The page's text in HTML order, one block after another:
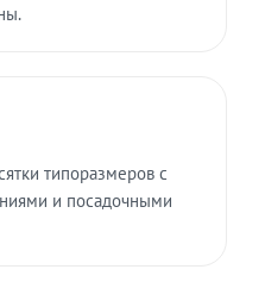
типоразмеров с
и посадочными